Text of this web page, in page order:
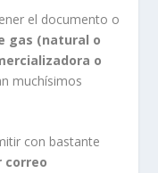
el documento o
gas (natural o
o
muchísimos
con bastante
correo